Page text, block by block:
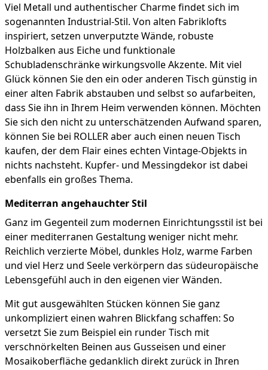
Viel Metall und authentischer Charme findet sich im
sogenannten Industrial-Stil. Von alten Fabriklofts
inspiriert, setzen unverputzte Wände, robuste
Holzbalken aus Eiche und funktionale
Schubladenschränke wirkungsvolle Akzente. Mit viel
Glück können Sie den ein oder anderen Tisch günstig in
einer alten Fabrik abstauben und selbst so aufarbeiten,
dass Sie ihn in Ihrem Heim verwenden können. Möchten
Sie sich den nicht zu unterschätzenden Aufwand sparen,
können Sie bei ROLLER aber auch einen neuen Tisch
kaufen, der dem Flair eines echten Vintage-Objekts in
nichts nachsteht. Kupfer- und Messingdekor ist dabei
ebenfalls ein großes Thema.
Mediterran angehauchter Stil
Ganz im Gegenteil zum modernen Einrichtungsstil ist bei
einer mediterranen Gestaltung weniger nicht mehr.
Reichlich verzierte Möbel, dunkles Holz, warme Farben
und viel Herz und Seele verkörpern das südeuropäische
Lebensgefühl auch in den eigenen vier Wänden.
Mit gut ausgewählten Stücken können Sie ganz
unkompliziert einen wahren Blickfang schaffen: So
versetzt Sie zum Beispiel ein runder Tisch mit
verschnörkelten Beinen aus Gusseisen und einer
Mosaikoberfläche gedanklich direkt zurück in Ihren